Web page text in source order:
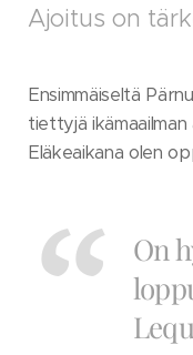
Ajoitus on
Ensimmäiseltä
tiettyjä
Eläkeaikana olen
On